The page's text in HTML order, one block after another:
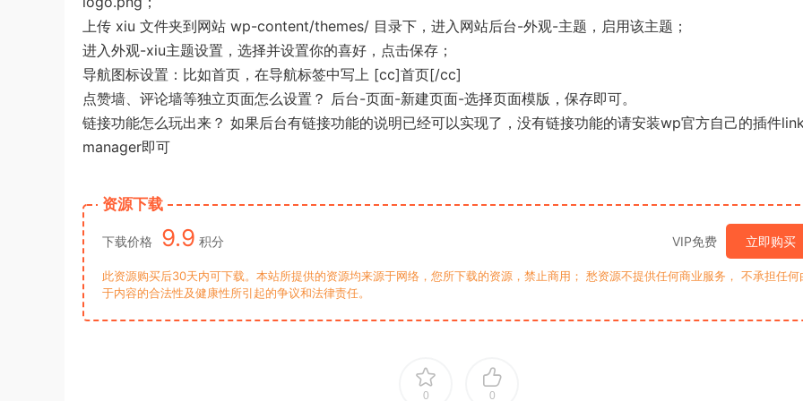
上传 xiu 文件夹到网站 wp-content/themes/ 目录下，进入网站后台-外观-主题，启用该主题；
进入外观-xiu主题设置，选择并设置你的喜好，点击保存；
导航图标设置：比如首页，在导航标签中写上 [cc]首页[/cc]
点赞墙、评论墙等独立页面怎么设置？ 后台-页面-新建页面-选择页面模版，保存即可。
链接功能怎么玩出来？ 如果后台有链接功能的说明已经可以实现了，没有链接功能的请安装wp官方自己的插件
manager即可
资源下载
下载价格 9.9 积分 VIP免费 立即购买
此资源购买后30天内可下载。本站所提供的资源均来源于网络，您所下载的资源，禁止商用； 愁资源不提供任何商业服务， 不承担任何
于内容的合法性及健康性所引起的争议和法律责任。
0 0